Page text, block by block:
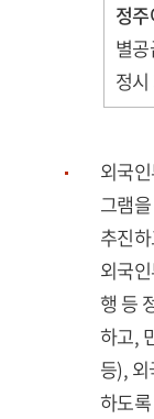
정
별
정
외국
그램
추진
외국
행 등
하고,
등),
하도